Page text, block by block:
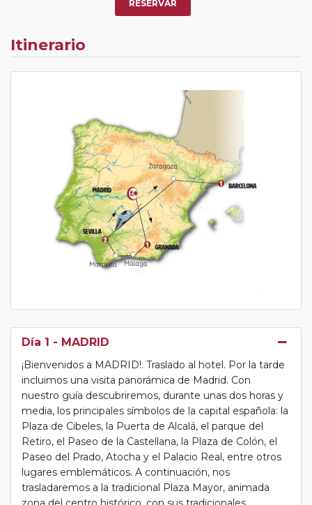
RESERVAR
Itinerario
Día 1 - MADRID
¡Bienvenidos a MADRID!. Traslado al hotel. Por la tarde
incluimos una visita panorámica de Madrid. Con
nuestro guía descubriremos, durante unas dos horas y
media, los principales símbolos de la capital española: la
Plaza de Cibeles, la Puerta de Alcalá, el parque del
Retiro, el Paseo de la Castellana, la Plaza de Colón, el
Paseo del Prado, Atocha y el Palacio Real, entre otros
lugares emblemáticos. A continuación, nos
trasladaremos a la tradicional Plaza Mayor, animada